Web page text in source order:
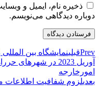
ذخیره نام، ایمیل و
دوباره دیدگاهی می‌نویسم.
Prevقبلی
آوریل 2023 در
امورخارجه
بعدیلزوم شفافیت اطلاعات